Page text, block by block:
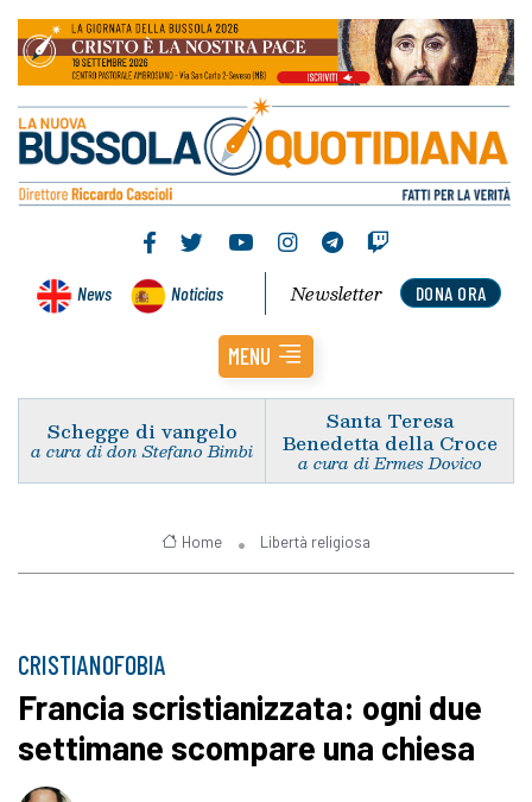
News Noticias DONA ORA
Newsletter
MENU
Schegge di vangelo
a cura di don Stefano Bimbi
Santa Teresa
Benedetta della Croce
a cura di Ermes Dovico
Home Libertà religiosa
CRISTIANOFOBIA
Francia scristianizzata: ogni due
settimane scompare una chiesa